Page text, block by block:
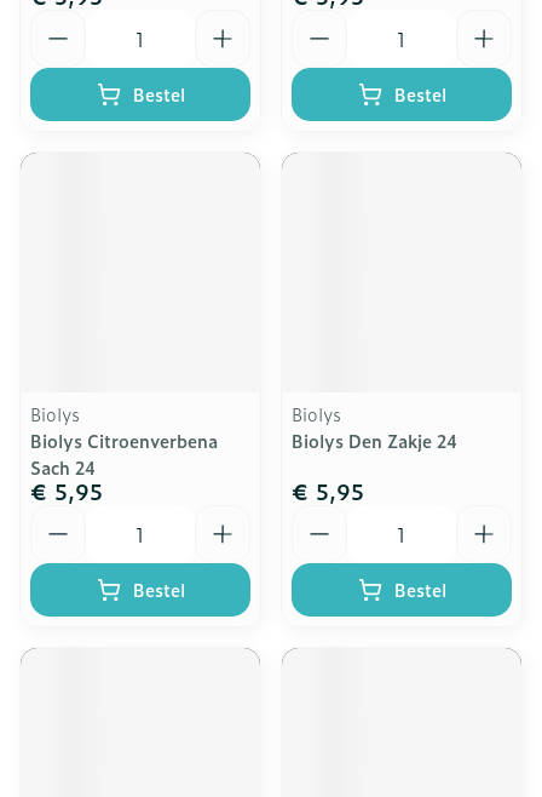
Bestel Bestel
Biolys
Biolys Citroenverbena
Sach 24
€ 5,95
Bestel
Biolys
Biolys Den Zakje 24
€ 5,95
Bestel